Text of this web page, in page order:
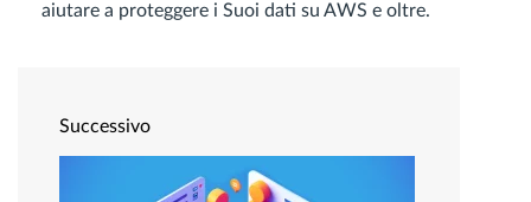
aiutare a proteggere i Suoi dati su AWS e oltre.
Successivo